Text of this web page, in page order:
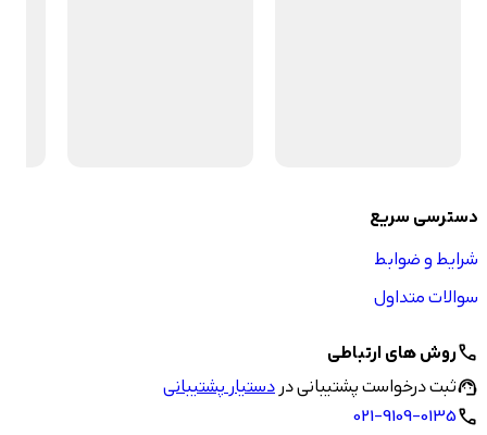
دسترسی سریع
شرایط و ضوابط
سوالات متداول
callروش های ارتباطی
support_agentثبت درخواست پشتیبانی دردستیار پشتیبانی
call
021-9109-0135